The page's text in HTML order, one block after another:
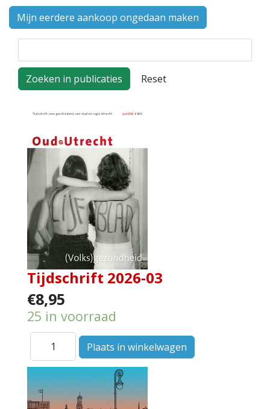
Mijn eerdere aankoop ongedaan maken
Tijdschrift 2026-03
€8,95
25 in voorraad